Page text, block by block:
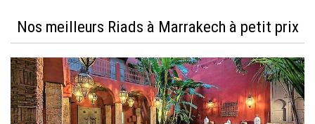
Nos meilleurs Riads à Marrakech à petit prix